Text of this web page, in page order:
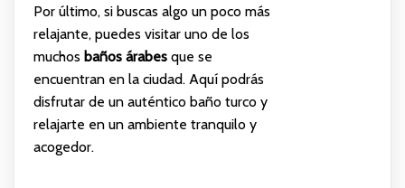
Por último, si buscas algo un poco más
relajante, puedes visitar uno de los
muchos baños árabesque se
encuentran en la ciudad. Aquí podrás
disfrutar de un auténtico baño turco y
relajarte en un ambiente tranquilo y
acogedor.